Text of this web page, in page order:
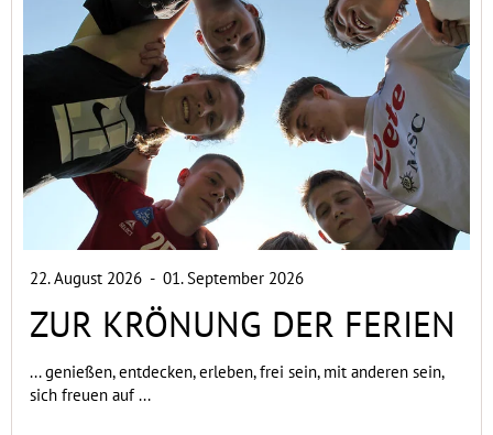
22. August 2026 - 01. September 2026
ZUR KRÖNUNG DER FERIEN
... genießen, entdecken, erleben, frei sein, mit anderen sein,
sich freuen auf ...